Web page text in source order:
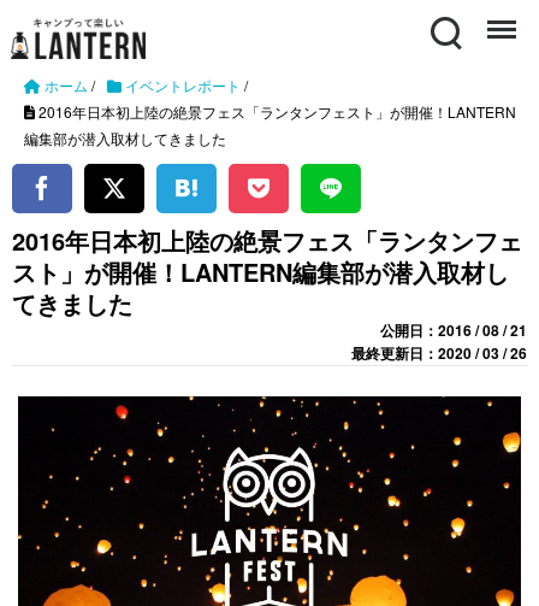
Search Menu
ホーム / イベントレポート /
2016年日本初上陸の絶景フェス「ランタンフェスト」が開催！LANTERN
編集部が潜入取材してきました
2016年日本初上陸の絶景フェス「ランタンフェ
スト」が開催！LANTERN編集部が潜入取材し
てきました
公開日：2016 / 08 / 21
最終更新日：2020 / 03 / 26